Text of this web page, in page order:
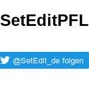
SetEditPFL